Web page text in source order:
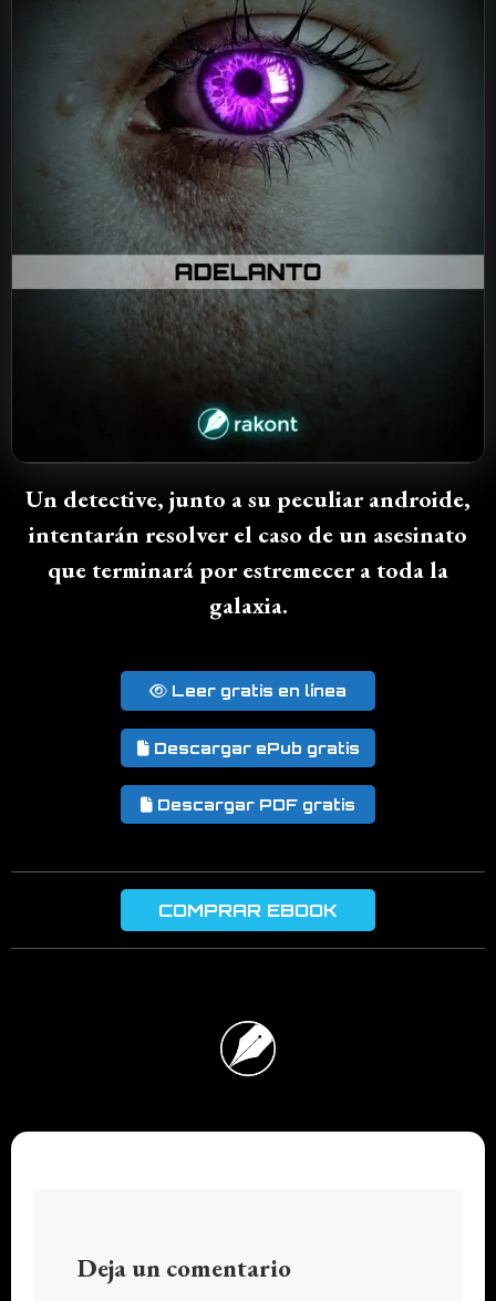
Un detective, junto a su peculiar androide,
intentarán resolver el caso de un asesinato
que terminará por estremecer a toda la
galaxia.
Leer gratis en línea
Descargar ePub gratis
Descargar PDF gratis
COMPRAR EBOOK
Deja un comentario